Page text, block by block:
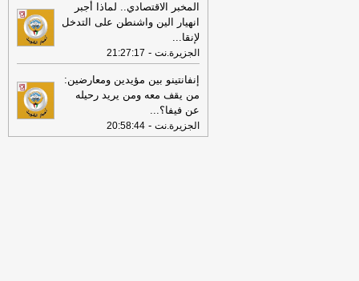
الجهات العاملة في المنافذ والجزر
جريدة
الراي
16:41
الحرس الثوري: إعادة فتح مضيق
هرمز لا ترتبط بمفاوضات إيران وسلطنة
عُمان-صحيفة عاجل الإلكترونية
16:38
الكويت تدين الاعتداء الإيراني
الآثم على إحدى الناقلات التابعة لشركة
«أدنوك»: تهديد مباشر لأمن الملاحة البحرية
المخبر الاقتصادي.. لماذا أجبر
انهيار الين واشنطن على التدخل
لإنقا...
الجزيرة.نت -
21:27:17
إنفانتينو بين مؤيدين ومعارضين:
من يقف معه ومن يريد رحيله
عن فيفا؟...
الجزيرة.نت -
20:58:44